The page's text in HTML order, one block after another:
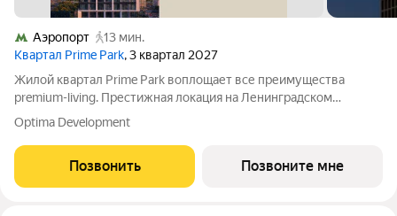
Аэропорт
13 мин.
Квартал Prime Park, 3 квартал 2027
Жилой квартал Prime Park воплощает все преимущества
premium-living. Престижная локация на Ленинградском
проспекте, 37: - 5 мин. от Тверской улицы, Патриарших прудов
и Белой площади, - 20 мин. до аэропорта «Шереметьево» или
«Москва-Сити», - 4 парка
Optima Development
Позвонить Позвоните мне